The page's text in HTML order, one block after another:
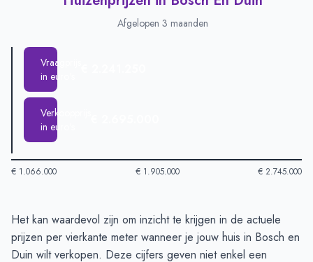
Afgelopen 3 maanden
Vraagprijs
in euro's
Verkoopprijs
in euro's
€ 1.066.000 € 1.905.000 € 2.745.000
Huizenprijzen in Bosch En Duin-Afgelopen 3 maanden
Type
Bedrag
Vraagprijs in euro's
€ 2.241.250
Het kan waardevol zijn om inzicht te krijgen in de actuele
prijzen per vierkante meter wanneer je jouw huis in Bosch en
Duin wilt verkopen. Deze cijfers geven niet enkel een